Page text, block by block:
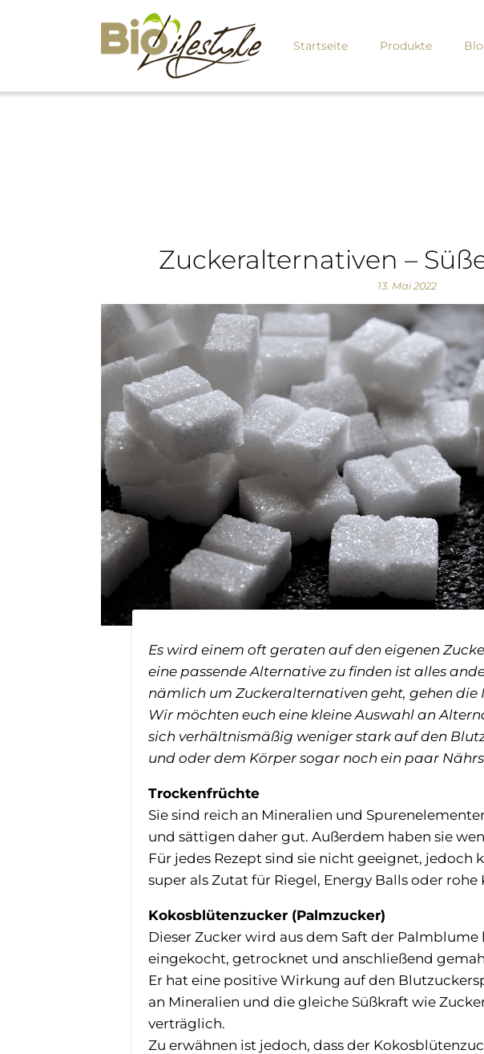
Startseite Produkte
Zuckeralternativen –
13. Mai 2022
Es wird einem oft geraten auf den eigenen
eine passende Alternative zu finden ist alles
nämlich um Zuckeralternativen geht, gehen die
Wir möchten euch eine kleine Auswahl an
sich verhältnismäßig weniger stark auf den
und oder dem Körper sogar noch ein paar
Trockenfrüchte
Sie sind reich an Mineralien und
und sättigen daher gut. Außerdem haben sie
Für jedes Rezept sind sie nicht geeignet, jedoch
super als Zutat für Riegel, Energy Balls oder rohe
Kokosblütenzucker (Palmzucker)
Dieser Zucker wird aus dem Saft der
eingekocht, getrocknet und anschließend
Er hat eine positive Wirkung auf den
an Mineralien und die gleiche Süßkraft wie
verträglich.
Zu erwähnen ist jedoch, dass der